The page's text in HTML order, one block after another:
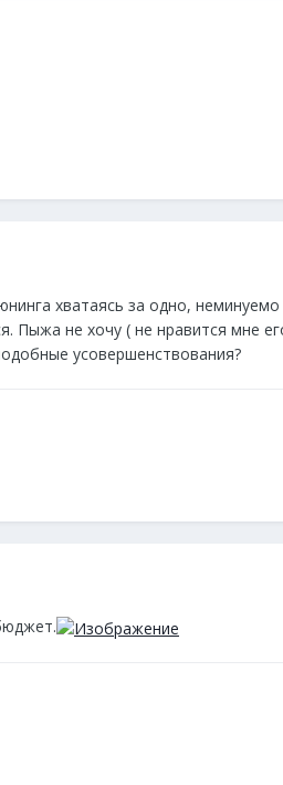
хватаясь за одно, неминуемо
Пыжа не хочу ( не нравится мне
усовершенствования?